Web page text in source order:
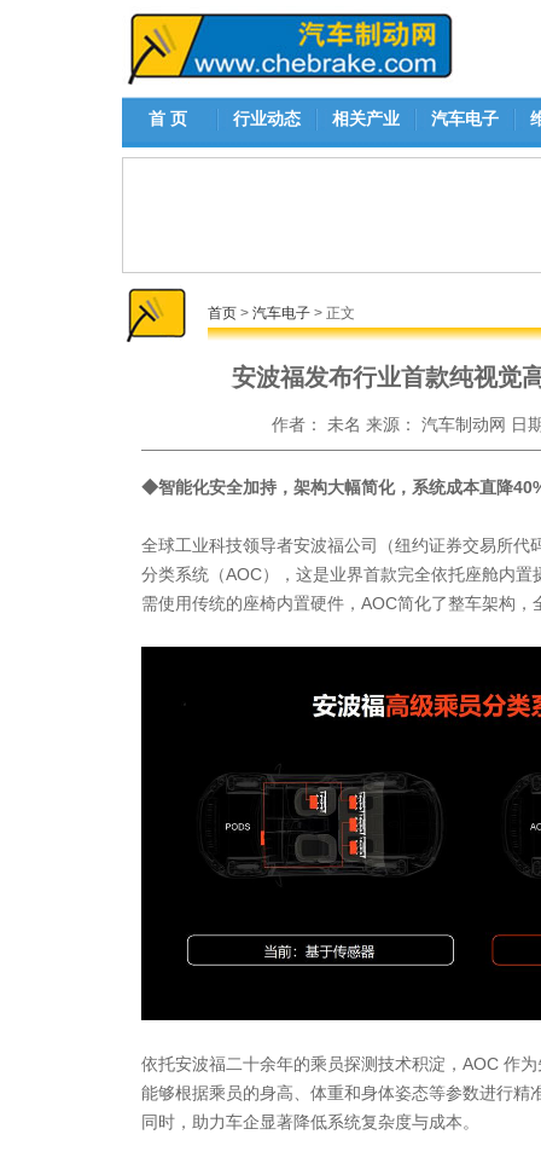
首 页 行业动态 相关产业 汽车电子
首页 > 汽车电子 > 正文
安波福发布行业首款纯视觉
作者： 未名 来源： 汽车制动网 日
◆智能化安全加持，架构大幅简化，系统成本直降
全球工业科技领导者安波福公司（纽约证券交易所代
分类系统（AOC），这是业界首款完全依托座舱内
需使用传统的座椅内置硬件，AOC简化了整车架构，
依托安波福二十余年的乘员探测技术积淀，AOC 作
能够根据乘员的身高、体重和身体姿态等参数进行精
同时，助力车企显著降低系统复杂度与成本。